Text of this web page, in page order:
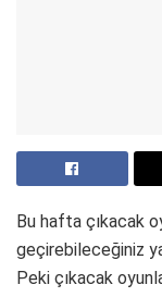
Bu hafta çıkacak
geçirebileceğiniz
Peki çıkacak